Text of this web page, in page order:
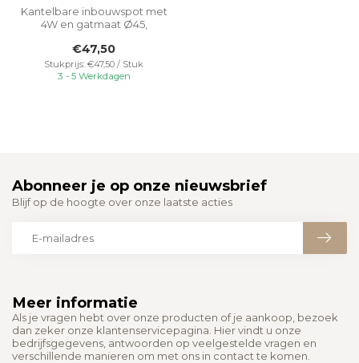
Kantelbare inbouwspot met
4W en gatmaat Ø45,
kasten vanw...
€47,50
Stukprijs: €47,50 / Stuk
3 - 5 Werkdagen
Meer informatie
Als je vragen hebt over onze producten of je aankoop, bezoek
dan zeker onze klantenservicepagina. Hier vindt u onze
bedrijfsgegevens, antwoorden op veelgestelde vragen en
verschillende manieren om met ons in contact te komen.
Abonneer je op onze nieuwsbrief
Blijf op de hoogte over onze laatste acties